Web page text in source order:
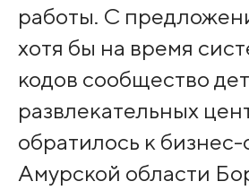
работы. С
хотя бы на время
кодов сообщество
развлекательных
обратилось к
Амурской области